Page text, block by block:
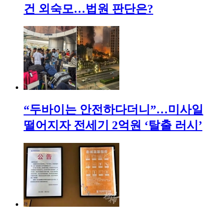
건 외숙모…법원 판단은?
“두바이는 안전하다더니”…미사일
떨어지자 전세기 2억원 ‘탈출 러시’